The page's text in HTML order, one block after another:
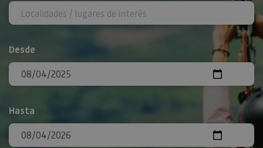
Desde
Hasta